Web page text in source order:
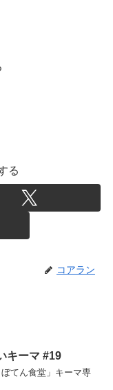
る
コアラン
キーマ #19
てん食堂」キーマ専